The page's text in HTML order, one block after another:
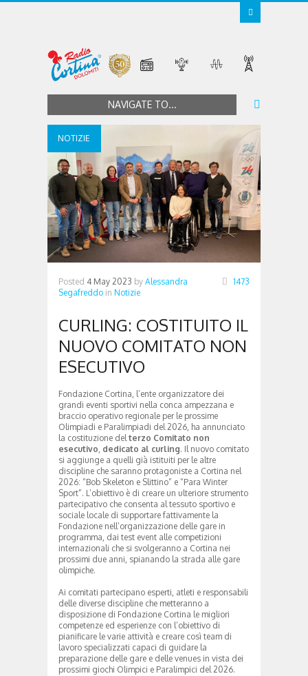
NAVIGATE TO...
NOTIZIE
Posted 4 May 2023 by Alessandra
Segafreddo in Notizie
1473
CURLING: COSTITUITO IL
NUOVO COMITATO NON
ESECUTIVO
Fondazione Cortina, l’ente organizzatore dei
grandi eventi sportivi nella conca ampezzana e
braccio operativo regionale per le prossime
Olimpiadi e Paralimpiadi del 2026, ha annunciato
la costituzione delterzo Comitato non
esecutivo, dedicato al curling. Il nuovo comitato
si aggiunge a quelli già istituiti per le altre
discipline che saranno protagoniste a Cortina nel
2026: “Bob Skeleton e Slittino” e “Para Winter
Sport”. L’obiettivo è di creare un ulteriore strumento
partecipativo che consenta al tessuto sportivo e
sociale locale di supportare fattivamente la
Fondazione nell’organizzazione delle gare in
programma, dai test event alle competizioni
internazionali che si svolgeranno a Cortina nei
prossimi due anni, spianando la strada alle gare
olimpiche.
Ai comitati partecipano esperti, atleti e responsabili
delle diverse discipline che metteranno a
disposizione di Fondazione Cortina le migliori
competenze ed esperienze con l’obiettivo di
pianificare le varie attività e creare così team di
lavoro specializzati capaci di guidare la
preparazione delle gare e delle venues in vista dei
prossimi giochi Olimpici e Paralimpici del 2026.